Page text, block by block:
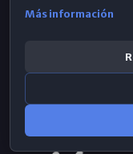
Más información